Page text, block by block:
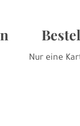
Nur eine